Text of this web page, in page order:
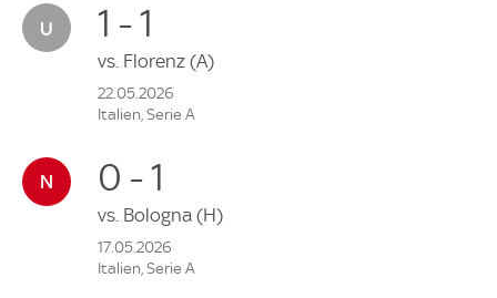
1 - 1
vs. Florenz (A)
22.05.2026
Italien, Serie A
0 - 1
vs. Bologna (H)
17.05.2026
Italien, Serie A